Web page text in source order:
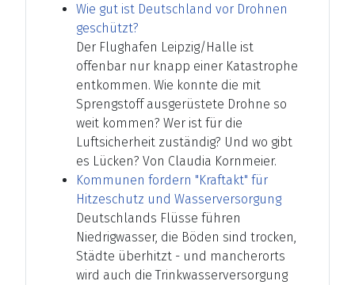
Wie gut ist Deutschland vor Drohnen
geschützt?
Der Flughafen Leipzig/Halle ist
offenbar nur knapp einer Katastrophe
entkommen. Wie konnte die mit
Sprengstoff ausgerüstete Drohne so
weit kommen? Wer ist für die
Luftsicherheit zuständig? Und wo gibt
es Lücken? Von Claudia Kornmeier.
Kommunen fordern "Kraftakt" für
Hitzeschutz und Wasserversorgung
Deutschlands Flüsse führen
Niedrigwasser, die Böden sind trocken,
Städte überhitzt - und mancherorts
wird auch die Trinkwasserversorgung